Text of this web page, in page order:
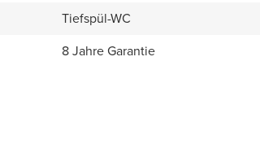
Tiefspül-WC
8 Jahre Garantie